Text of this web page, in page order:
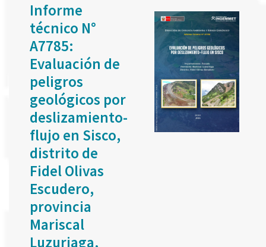
Informe
técnico N°
A7785:
Evaluación de
peligros
geológicos por
deslizamiento-
flujo en Sisco,
distrito de
Fidel Olivas
Escudero,
provincia
Mariscal
Luzuriaga,